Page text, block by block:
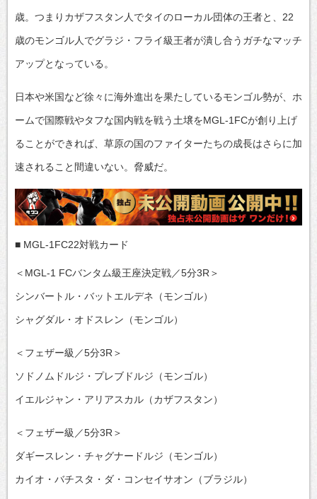
歳。つまりカザフスタン人でタイのローカル団体の王者と、22
歳のモンゴル人でグラジ・フライ級王者が潰し合うガチなマッチ
アップとなっている。
日本や米国など徐々に海外進出を果たしているモンゴル勢が、ホ
ームで国際戦やタフな国内戦を戦う土壌をMGL-1FCが創り上げ
ることができれば、草原の国のファイターたちの成長はさらに加
速されること間違いない。脅威だ。
■ MGL-1FC22対戦カード
＜MGL-1 FCバンタム級王座決定戦／5分3R＞
シンバートル・バットエルデネ（モンゴル）
シャグダル・オドスレン（モンゴル）
＜フェザー級／5分3R＞
ソドノムドルジ・プレブドルジ（モンゴル）
イエルジャン・アリアスカル（カザフスタン）
＜フェザー級／5分3R＞
ダギースレン・チャグナードルジ（モンゴル）
カイオ・バチスタ・ダ・コンセイサオン（ブラジル）